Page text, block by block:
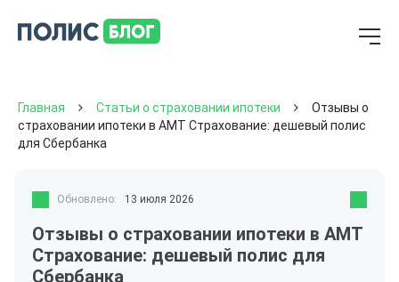
Главная Статьи о страховании ипотеки
Отзывы о
страховании ипотеки в АМТ Страхование: дешевый полис
для Сбербанка
Обновлено: 13 июля 2026
Отзывы о страховании ипотеки в АМТ
Страхование: дешевый полис для
Сбербанка